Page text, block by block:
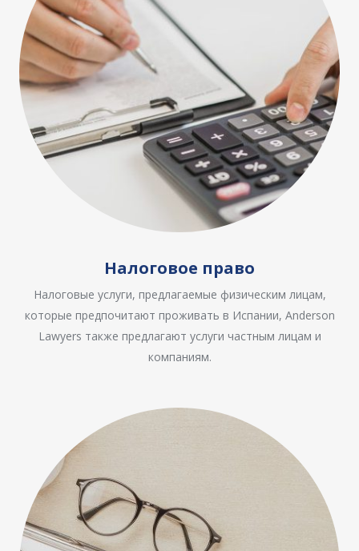
Налоговое право
Налоговые услуги, предлагаемые физическим лицам,
которые предпочитают проживать в Испании, Anderson
Lawyers также предлагают услуги частным лицам и
компаниям.